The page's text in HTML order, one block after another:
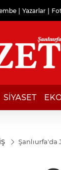
Yazarlar
SİYASET
Şanlıurfa'da